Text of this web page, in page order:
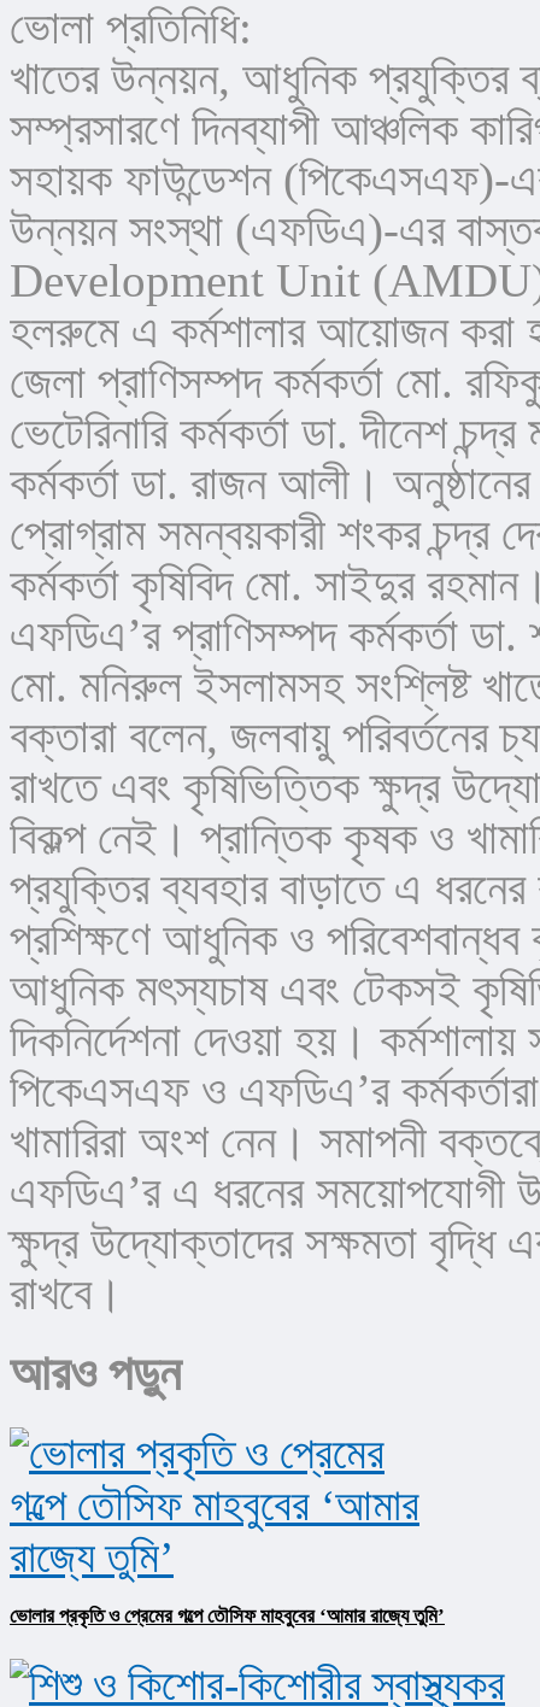
ভোলা প্রতিনিধি:
খাতের উন্নয়ন, আধুনিক প্রযুক্তির
সম্প্রসারণে দিনব্যাপী আঞ্চলিক
সহায়ক ফাউন্ডেশন (পিকেএসএফ)-
উন্নয়ন সংস্থা (এফডিএ)-এর
Development Unit (AMDU)-
হলরুমে এ কর্মশালার আয়োজন করা
জেলা প্রাণিসম্পদ কর্মকর্তা মো.
ভেটেরিনারি কর্মকর্তা ডা. দীনেশ
কর্মকর্তা ডা. রাজন আলী।
প্রোগ্রাম সমন্বয়কারী শংকর চন্দ্র
কর্মকর্তা কৃষিবিদ মো. সাইদুর
এফডিএ’র প্রাণিসম্পদ কর্মকর্তা
মো. মনিরুল ইসলামসহ সংশ্লিষ্ট
বক্তারা বলেন, জলবায়ু পরিবর্তনের
রাখতে এবং কৃষিভিত্তিক ক্ষুদ্র
বিকল্প নেই। প্রান্তিক কৃষক ও
প্রযুক্তির ব্যবহার বাড়াতে এ ধরনের
প্রশিক্ষণে আধুনিক ও
আধুনিক মৎস্যচাষ এবং টেকসই
দিকনির্দেশনা দেওয়া হয়।
পিকেএসএফ ও এফডিএ’র
খামারিরা অংশ নেন। সমাপনী
এফডিএ’র এ ধরনের সময়োপযোগী
ক্ষুদ্র উদ্যোক্তাদের সক্ষমতা বৃদ্ধি
রাখবে।
আরও পড়ুন
ভোলার প্রকৃতি ও প্রেমের গল্পে তৌসিফ মাহবুবের ‘আমার রাজ্যে তুমি’